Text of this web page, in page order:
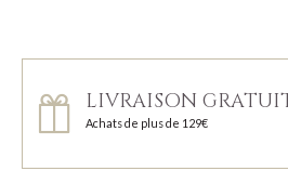
LIVRAISON
Achats de plus de 129€